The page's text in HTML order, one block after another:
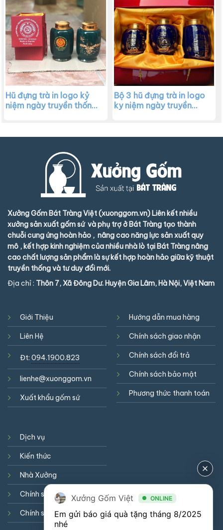
Hũ đựng trà in logo kỷ
niệm ngày truyền thống
HDT02
Bộ 3 hũ đựng trà in logo
ky niệm ngày truyền
XG – HDT01
Xưởng Gốm Bát Tràng Việt (xuonggom.vn) Liên kết nhiều
xưởng sản xuất gốm sứ và phụ trợ ở Bát Tràng tạo thành
chuỗi cung ứng hoàn hảo , nâng cao năng lực sản xuất quy
mô , kết hợp kinh nghiệm của nhiều nhà lò tại Bát Tràng nâng
cao chất lượng sản phẩm là sự kết hợp hoàn hảo giữa kỹ thuật
truyền thống và tư duy đổi mới.
Địa chỉ : Thôn 7, Xã Đông Dư. Huyện Gia Lâm, Hà Nội, Việt Nam
Giới Thiệu
Liên Hệ
Đt: 094.1900.823
lienhe@xuonggom.vn
Xuất khẩu gốm sứ
Hướng dẫn mua hàng
Chính sách giao nhận
Chính sách đổi trả
Chính sách bảo mật
Phương thức thanh toán
Dịch vụ
Kiến thức
Nhà Xưởng
Chính sách hợp tác
Chính sách cookie
Xưởng Gốm Việt ONLINE
Em gửi báo giá quà tặng tháng 8/2025
nhé